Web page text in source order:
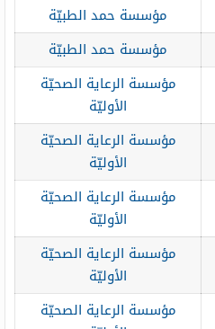
مؤسسة حمد الطبيّة
مؤسسة حمد الطبيّة
مؤسسة الرعاية الصحيّة
الأوليّة
مؤسسة الرعاية الصحيّة
الأوليّة
مؤسسة الرعاية الصحيّة
الأوليّة
مؤسسة الرعاية الصحيّة
الأوليّة
مؤسسة الرعاية الصحيّة